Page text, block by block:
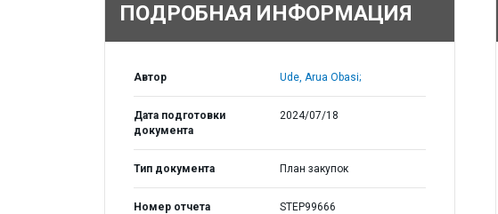
ПОДРОБНАЯ ИНФОРМАЦИЯ
Автор Ude, Arua Obasi;
Дата подготовки
документа
2024/07/18
Тип документа План закупок
Номер отчета STEP99666